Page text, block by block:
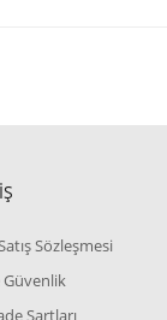
Sözleşmesi
Güvenlik
Şartları